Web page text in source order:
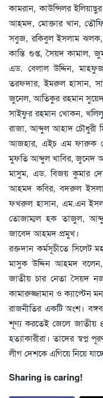
কামরান, কাউন্সিলর
আহমদ, মোক্তার খান,
সবুজ, রকিবুল ইসলাম
কান্তি গুপ্ত, সৈয়দ
এড. বেলাল উদ্দিন,
তরফদার, ইমরুল হাসান,
জুনেল, আতিকুর রহমান সুয়েদ,
সাইফুর রহমান খোকন,
রাজা, আব্দুল আহাদ চৌধুরী
আজহার, এই্চ এম ফারুক
মুফতি আব্দুল খাবির, জুনেদ
মাসুম, এড. বিজয় কুমার
আহমদ কবির, বদরুল
ফখরুল হাসান, এম.এন
তোজাম্মল হক তাজুল,
জাবেদ আহমদ প্রমুখ।
রক্তদান কর্মসূচীতে সিলেট
মাসুক উদ্দিন আহমদ
জাতীয় চার নেতা সৈয়দ
কামারুজ্জামান ও ক্যাপ্টেন
রাজনীতির একটি অংশ।
শূণ্য করতেই জেলে জাতীয়
হত্যাকারীরা। তাদের স্বপ্ন
লীগ দেশকে এগিয়ে নিয়ে
Sharing is caring!